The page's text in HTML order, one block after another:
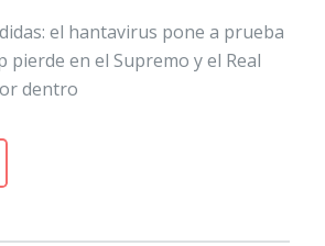
el hantavirus pone a prueba
pierde en el Supremo y el Real
dentro